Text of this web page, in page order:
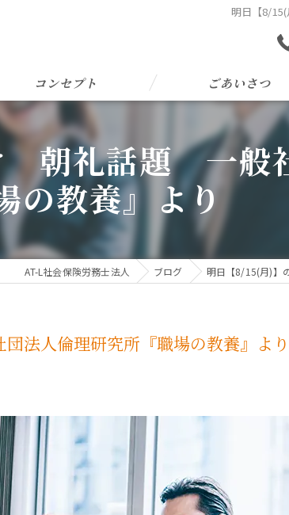
明日【8/
コンセプト ごあいさつ
朝礼話題 一般
の教養』より
AT-L社会保険労務士法人 ブログ 明日【8/15(月)】
法人倫理研究所『職場の教養』よ